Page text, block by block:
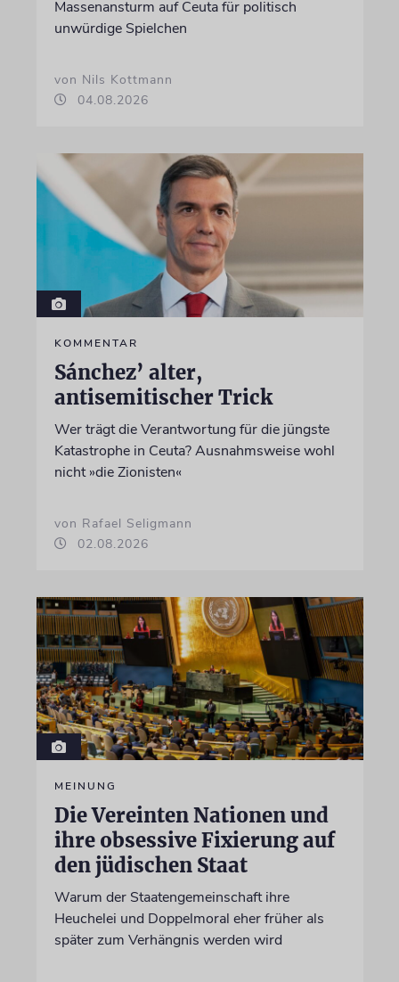
Massenansturm auf Ceuta für politisch
unwürdige Spielchen
von Nils Kottmann
04.08.2026
KOMMENTAR
Sánchez’ alter,
antisemitischer Trick
Wer trägt die Verantwortung für die jüngste
Katastrophe in Ceuta? Ausnahmsweise wohl
nicht »die Zionisten«
von Rafael Seligmann
02.08.2026
MEINUNG
Die Vereinten Nationen und
ihre obsessive Fixierung auf
den jüdischen Staat
Warum der Staatengemeinschaft ihre
Heuchelei und Doppelmoral eher früher als
später zum Verhängnis werden wird